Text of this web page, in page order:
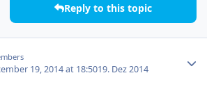
Reply to this topic
19, 2014 at 18:5019. Dez 2014